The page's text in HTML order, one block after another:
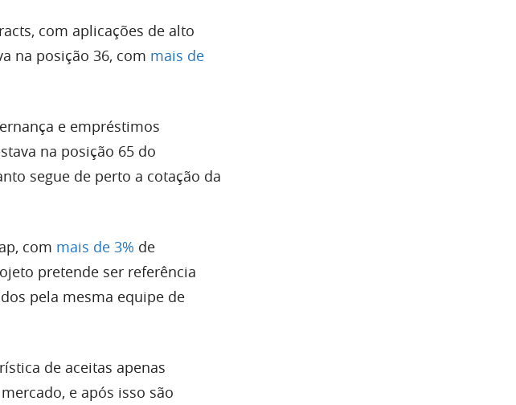
com aplicações de alto
na posição 36, com mais de
e empréstimos
na posição 65 do
segue de perto a cotação da
com mais de 3% de
pretende ser referência
pela mesma equipe de
de aceitas apenas
e após isso são